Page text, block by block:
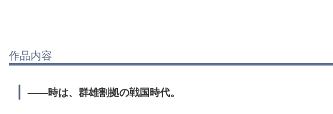
作品内容
――時は、群雄割拠の戦国時代。